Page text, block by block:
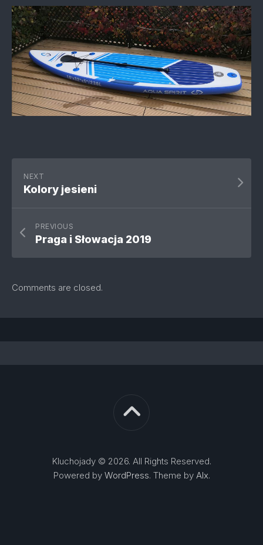
NEXT
Kolory jesieni
PREVIOUS
Praga i Słowacja 2019
Comments are closed.
Kluchojady © 2026. All Rights Reserved.
Powered by WordPress. Theme by Alx.